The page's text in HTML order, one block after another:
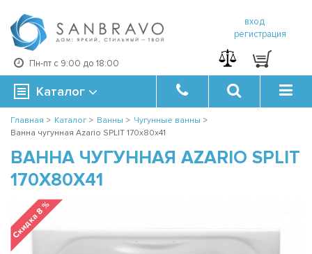
Пн-пт с 9:00 до 18:00
вход
регистрация
Каталог
Главная > Каталог > Ванны > Чугунные ванны >
Ванна чугунная Azario SPLIT 170x80х41
ВАННА ЧУГУННАЯ AZARIO SPLIT
170X80Х41
Скидка 8 %